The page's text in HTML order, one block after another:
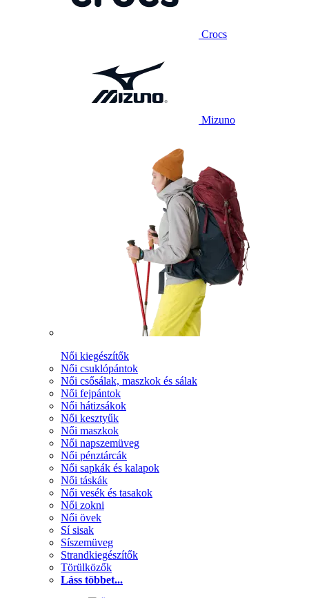
Crocs
Mizuno
Női kiegészítők
Női csuklópántok
Női csősálak, maszkok és sálak
Női fejpántok
Női hátizsákok
Női kesztyűk
Női maszkok
Női napszemüveg
Női pénztárcák
Női sapkák és kalapok
Női táskák
Női vesék és tasakok
Női zokni
Női övek
Sí sisak
Síszemüveg
Strandkiegészítők
Törülközők
Láss többet...